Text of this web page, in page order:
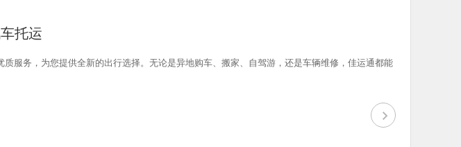
托运
服务，为您提供全新的出行选择。无论是异地购车、搬家、自驾游，还是车辆维修，佳运通都能